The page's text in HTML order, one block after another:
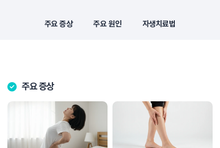
주요 증상 주요 원인 자생치료법
주요 증상